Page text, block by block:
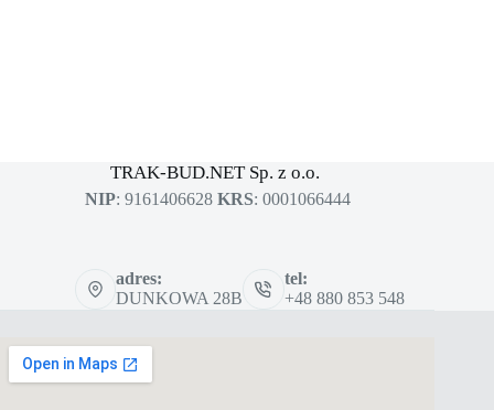
TRAK-BUD.NET Sp. z o.o.
NIP: 9161406628 KRS: 0001066444
adres:
DUNKOWA 28B
tel:
+48 880 853 548